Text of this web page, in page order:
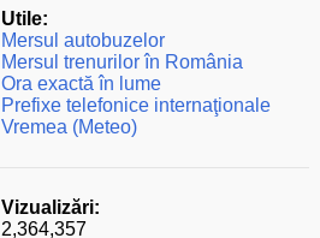
Utile:
Mersul autobuzelor
Mersul trenurilor în România
Ora exactă în lume
Prefixe telefonice internaţionale
Vremea (Meteo)
Vizualizări:
2,364,357